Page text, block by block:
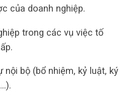
của doanh nghiệp.
trong các vụ việc tố
nội bộ (bổ nhiệm, kỷ luật, ký